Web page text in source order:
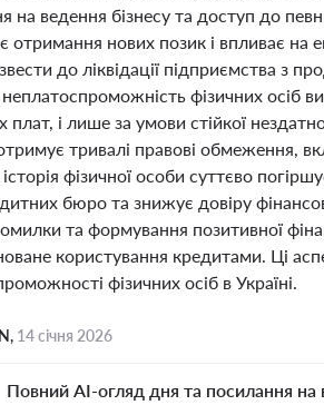
на ведення бізнесу та доступ до
отримання нових позик і впливає на
до ліквідації підприємства з
фізичних осіб
плат, і лише за умови стійкої
тривалі правові обмеження,
фізичної особи суттєво
бюро та знижує довіру
та формування позитивної
користування кредитами. Ці
фізичних осіб в Україні.
14 січня 2026
Повний AI-огляд дня та посилання на